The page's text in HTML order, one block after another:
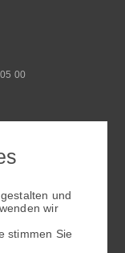
00
00
und
wir
stimmen Sie